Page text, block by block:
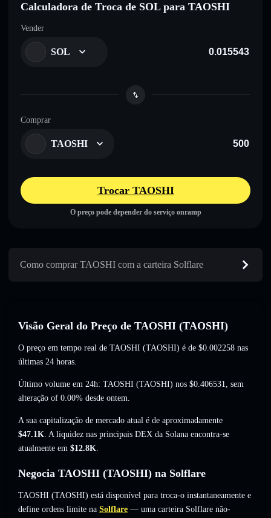
Calculadora de Troca de SOL para TAOSHI
Vender
SOL
Comprar
TAOSHI
Trocar TAOSHI
O preço pode depender do serviço onramp
Como comprar TAOSHI com a carteira Solflare
Visão Geral do Preço de TAOSHI (TAOSHI)
O preço em tempo real de TAOSHI (TAOSHI) é de $0.002258 nas
últimas 24 horas.
Último volume em 24h: TAOSHI (TAOSHI) nos $0.406531, sem
alteração of 0.00% desde ontem.
A sua capitalização de mercado atual é de aproximadamente
$47.1K. A liquidez nas principais DEX da Solana encontra-se
atualmente em $12.8K.
Negocia TAOSHI (TAOSHI) na Solflare
TAOSHI (TAOSHI) está disponível para troca-o instantaneamente e
define ordens limite na Solflare — uma carteira Solflare não-